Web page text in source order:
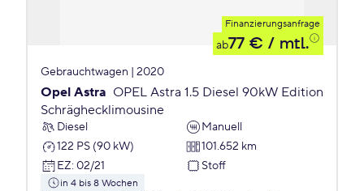
Finanzierungsanfrage
ab77 € / mtl.
Gebrauchtwagen | 2020
Opel Astra OPEL Astra 1.5 Diesel 90kW Edition
Schräghecklimousine
Diesel
Manuell
122 PS (90 kW)
101.652 km
EZ: 02/21 Stoff
in 4 bis 8 Wochen